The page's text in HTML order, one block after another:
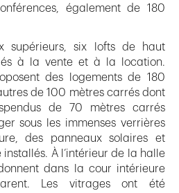
également de 180
supérieurs, six lofts de haut
à la vente et à la location.
des logements de 180
de 100 mètres carrés dont
de 70 mètres carrés
sous les immenses verrières
des panneaux solaires et
À l’intérieur de la halle
dans la cour intérieure
Les vitrages ont été